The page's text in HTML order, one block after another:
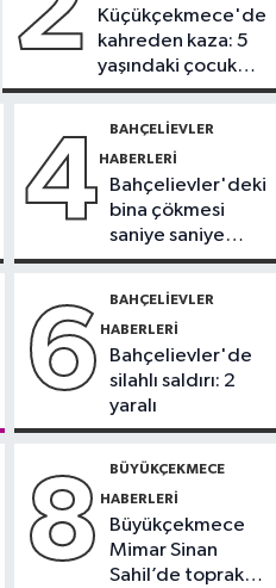
şekilleniyor’
neden olabilir
ilk günün
belli oldu
Küçükçekmece'de
kahreden kaza: 5
yaşındaki çocuk
yoğun bakımda
4 BAHÇELIEVLER
HABERLERI
Bahçelievler'deki
bina çökmesi
saniye saniye
görüntülendi
6 BAHÇELIEVLER
HABERLERI
Bahçelievler'de
silahlı saldırı: 2
yaralı
8 BÜYÜKÇEKMECE
HABERLERI
Büyükçekmece
Mimar Sinan
Sahil’de toprak